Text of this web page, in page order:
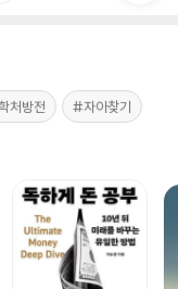
처방전 #자아찾기